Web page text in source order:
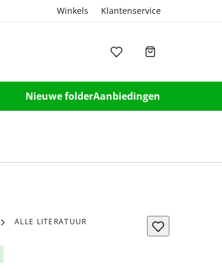
Winkels Klantenservice
Nieuwe folderAanbiedingen
ALLE LITERATUUR